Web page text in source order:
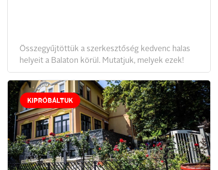
Összegyűjtöttük a szerkesztőség kedvenc halas
helyeit a Balaton körül. Mutatjuk, melyek ezek!
KIPRÓBÁLTUK